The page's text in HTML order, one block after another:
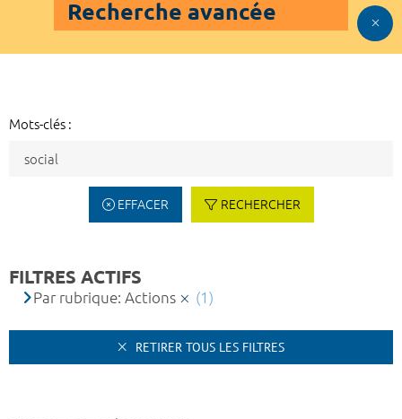
Recherche avancée
Mots-clés :
EFFACER RECHERCHER
FILTRES ACTIFS
Par rubrique: Actions (1)
RETIRER TOUS LES FILTRES